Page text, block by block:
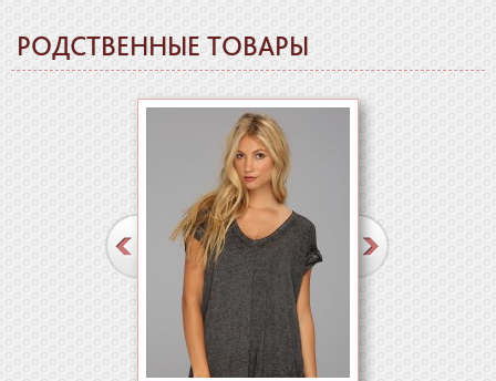
РОДСТВЕННЫЕ ТОВАРЫ